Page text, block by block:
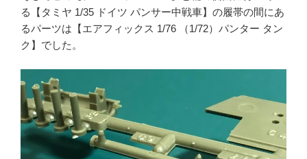
る【タミヤ 1/35 ドイツ パンサー中戦車】の履帯の間にあ
るパーツは【エアフィックス 1/76 （1/72）パンター タン
ク】でした。